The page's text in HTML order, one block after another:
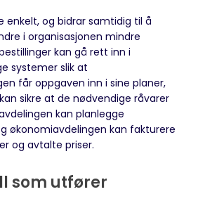
enkelt, og bidrar samtidig til å
i organisasjonen mindre
kan gå rett inn i
systemer slik at
får oppgaven inn i sine planer,
sikre at de nødvendige råvarer
kan planlegge
økonomiavdelingen kan fakturere
og avtalte priser.
som utfører